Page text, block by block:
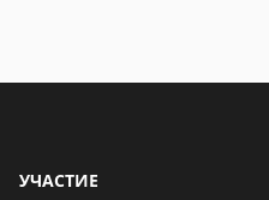
УЧАСТИЕ